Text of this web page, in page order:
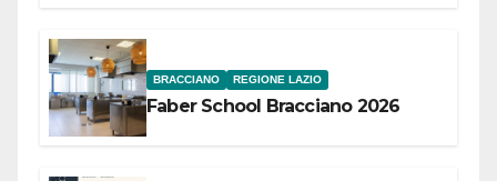
BRACCIANO REGIONE LAZIO
Faber School Bracciano 2026